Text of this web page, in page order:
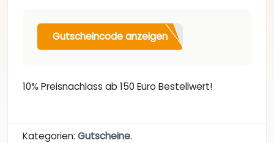
Gutscheincode anzeigen
10% Preisnachlass ab 150 Euro Bestellwert!
Kategorien: Gutscheine.